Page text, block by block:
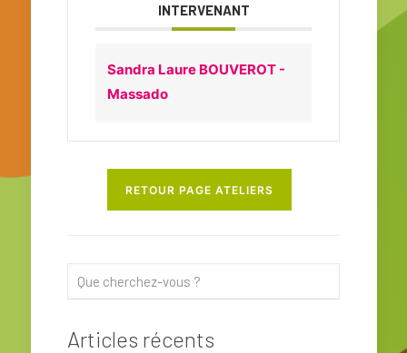
INTERVENANT
Sandra Laure BOUVEROT -
Massado
RETOUR PAGE ATELIERS
Articles récents